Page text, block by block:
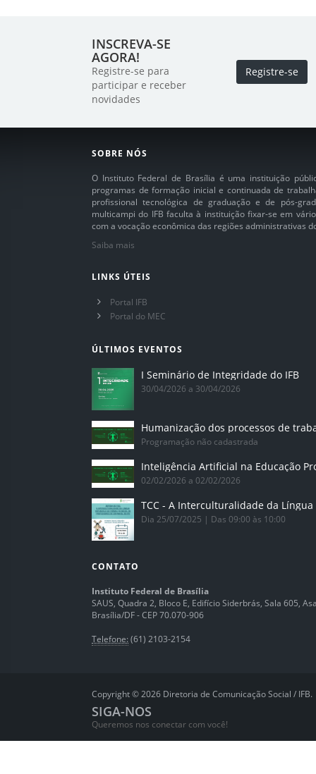
INSCREVA-SE
AGORA!
Registre-se para
participar e receber
novidades
Registre-se
SOBRE NÓS
O Instituto Federal de Brasília é uma instituição
programas de formação inicial e continuada de
profissional tecnológica de graduação e de pós-
multicampi do IFB faculta à instituição fixar-se em
com a vocação econômica das regiões administrativas
Saiba mais
LINKS ÚTEIS
Portal IFB
Portal do MEC
ÚLTIMOS EVENTOS
I Seminário de Integridade do IFB
30/04/2026 a 30/04/2026
Humanização dos processos de
Programação não cadastrada
02/02/2026 a 02/02/2026
Dia 25/07/2025 | Das 09:00 às 10:00
CONTATO
Instituto Federal de Brasília
SAUS, Quadra 2, Bloco E, Edifício Siderbrás, Sala 605,
Brasília/DF - CEP 70.070-906
Telefone: (61) 2103-2154
Copyright © 2026 Diretoria de Comunicação Social / IFB.
SIGA-NOS
Queremos nos conectar com você!